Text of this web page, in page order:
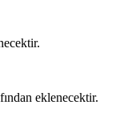
eklenecektir.